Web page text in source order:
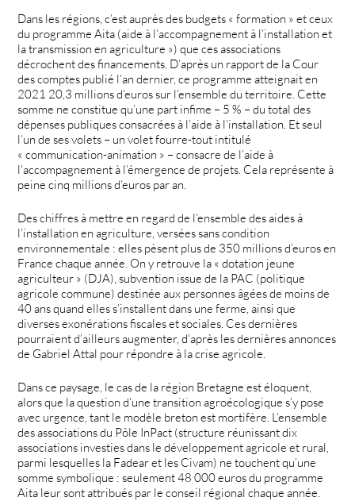
Dans les régions, c’est auprès des budgets « formation » et ceux
du programme Aita (aide à l’accompagnement à l’installation et
la transmission en agriculture ») que ces associations
décrochent des financements. D’après un rapport de la Cour
des comptes publié l’an dernier, ce programme atteignait en
2021 20,3 millions d’euros sur l’ensemble du territoire. Cette
somme ne constitue qu’une part infime – 5 % – du total des
dépenses publiques consacrées à l’aide à l’installation. Et seul
l’un de ses volets – un volet fourre-tout intitulé
« communication-animation » – consacre de l’aide à
l’accompagnement à l’émergence de projets. Cela représente à
peine cinq millions d’euros par an.
Des chiffres à mettre en regard de l’ensemble des aides à
l’installation en agriculture, versées sans condition
environnementale : elles pèsent plus de 350 millions d’euros en
France chaque année. On y retrouve la « dotation jeune
agriculteur » (DJA), subvention issue de la PAC (politique
agricole commune) destinée aux personnes âgées de moins de
40 ans quand elles s’installent dans une ferme, ainsi que
diverses exonérations fiscales et sociales. Ces dernières
pourraient d’ailleurs augmenter, d’après les dernières annonces
de Gabriel Attal pour répondre à la crise agricole.
Dans ce paysage, le cas de la région Bretagne est éloquent,
alors que la question d’une transition agroécologique s’y pose
avec urgence, tant le modèle breton est mortifère. L’ensemble
des associations du Pôle InPact (structure réunissant dix
associations investies dans le développement agricole et rural,
parmi lesquelles la Fadear et les Civam) ne touchent qu’une
somme symbolique : seulement 48 000 euros du programme
Aita leur sont attribués par le conseil régional chaque année.